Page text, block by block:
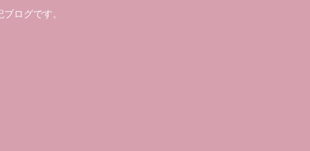
ログです。